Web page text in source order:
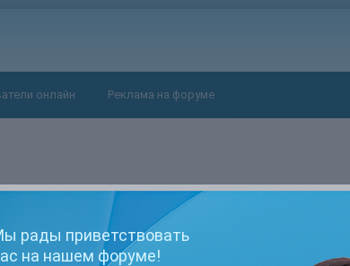
онлайн Реклама на форуме
рады приветствовать
на нашем форуме!